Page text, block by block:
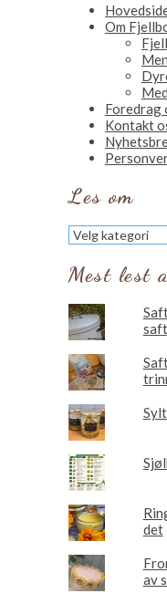
Om
Foredrag
Kontakt
Les om
Les
om
Mest lest
det
av